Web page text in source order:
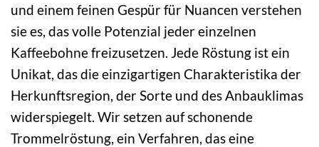
und einem feinen Gespür für Nuancen verstehen
sie es, das volle Potenzial jeder einzelnen
Kaffeebohne freizusetzen. Jede Röstung ist ein
Unikat, das die einzigartigen Charakteristika der
Herkunftsregion, der Sorte und des Anbauklimas
widerspiegelt. Wir setzen auf schonende
Trommelröstung, ein Verfahren, das eine